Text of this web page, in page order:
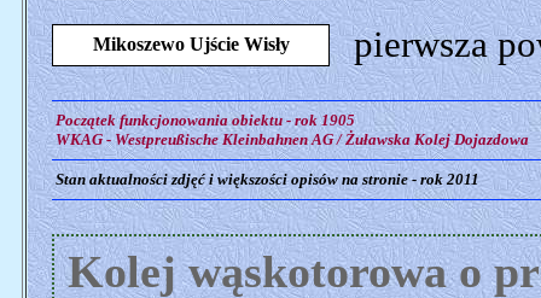
Mikoszewo Ujście Wisły pierwsza
Początek funkcjonowania obiektu - rok 1905
WKAG - Westpreußische Kleinbahnen AG / Żuławska Kolej Dojazdowa
Stan aktualności zdjęć i większości opisów na stronie - rok 2011
Kolej wąskotorowa o